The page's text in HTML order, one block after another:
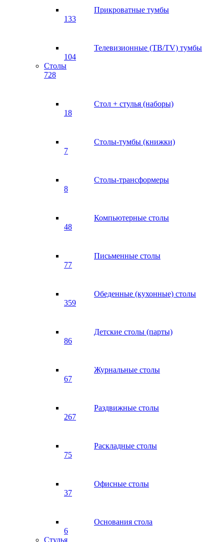
Прикроватные тумбы
133
Телевизионные (ТВ/TV) тумбы
104
Столы
728
Стол + стулья (наборы)
18
Столы-тумбы (книжки)
7
Столы-трансформеры
8
Компьютерные столы
48
Письменные столы
77
Обеденные (кухонные) столы
359
Детские столы (парты)
86
Журнальные столы
67
Раздвижные столы
267
Раскладные столы
75
Офисные столы
37
Основания стола
6
Стулья